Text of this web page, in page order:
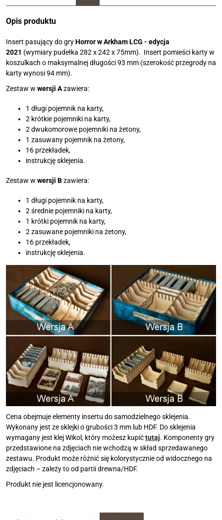
Opis produktu
Insert pasujący do gryHorror w Arkham LCG - edycja
2021 (wymiary pudełka 282 x 242 x 75mm). Insert pomieści karty w
koszulkach o maksymalnej długości 93 mm (szerokość przegrody na
karty wynosi 94 mm).
Zestaw w wersji Azawiera:
1 długi pojemnik na karty,
2 krótkie pojemniki na karty,
2 dwukomorowe pojemniki na żetony,
1 zasuwany pojemnik na żetony,
16 przekładek,
instrukcję sklejenia.
Zestaw w wersji Bzawiera:
1 długi pojemnik na karty,
2 średnie pojemniki na karty,
1 krótki pojemnik na karty,
2 zasuwane pojemniki na żetony,
16 przekładek,
instrukcję sklejenia.
Cena obejmuje elementy insertu do samodzielnego sklejenia.
Wykonany jest ze sklejki o grubości 3 mm lub HDF. Do sklejenia
wymagany jest klej Wikol, który możesz kupićtutaj. Komponenty gry
przedstawione na zdjęciach nie wchodzą w skład sprzedawanego
zestawu. Produkt może różnić się kolorystycznie od widocznego na
zdjęciach – zależy to od partii drewna/HDF.
Produkt nie jest licencjonowany.